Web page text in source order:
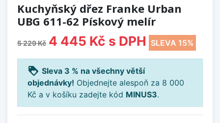
Kuchyňský dřez Franke Urban
UBG 611-62 Pískový melír
5 229 Kč 4 445 Kč s DPH SLEVA 15%
loyalty Sleva 3 % na všechny větší
objednávky! Objednejte alespoň za 8 000
Kč a v košíku zadejte kód MINUS3.